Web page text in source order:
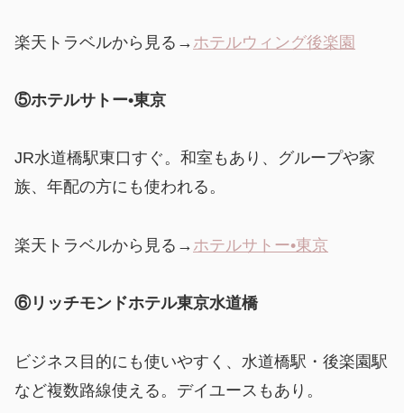
楽天トラベルから見る→ ホテルウィング後楽園
⑤ホテルサトー•東京
JR水道橋駅東口すぐ。和室もあり、グループや家
族、年配の方にも使われる。
楽天トラベルから見る→ ホテルサトー•東京
⑥リッチモンドホテル東京水道橋
ビジネス目的にも使いやすく、水道橋駅・後楽園駅
など複数路線使える。デイユースもあり。